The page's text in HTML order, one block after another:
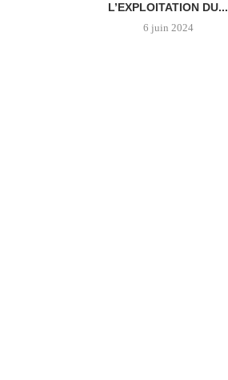
L’EXPLOITATION DU...
6 juin 2024